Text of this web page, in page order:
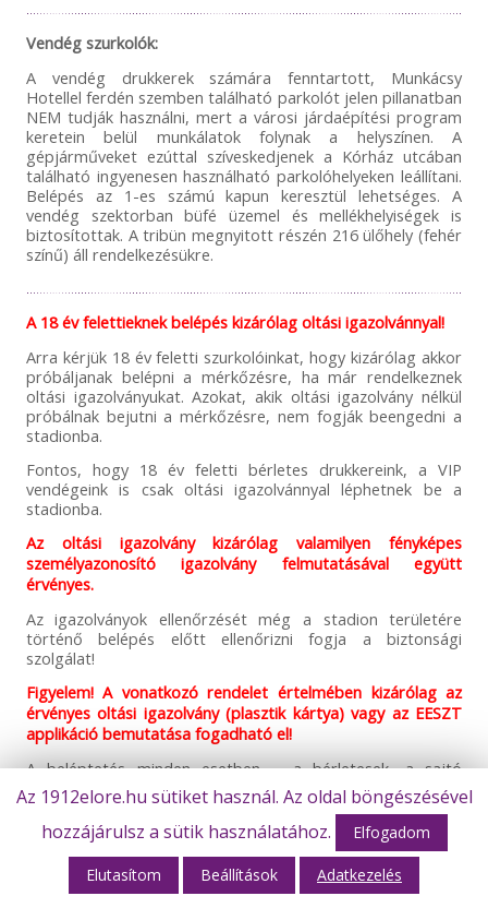
Vendég szurkolók:
A vendég drukkerek számára fenntartott, Munkácsy
Hotellel ferdén szemben található parkolót jelen pillanatban
NEM tudják használni, mert a városi járdaépítési program
keretein belül munkálatok folynak a helyszínen. A
gépjárműveket ezúttal szíveskedjenek a Kórház utcában
található ingyenesen használható parkolóhelyeken leállítani.
Belépés az 1-es számú kapun keresztül lehetséges. A
vendég szektorban büfé üzemel és mellékhelyiségek is
biztosítottak. A tribün megnyitott részén 216 ülőhely (fehér
színű) áll rendelkezésükre.
A 18 év felettieknek belépés kizárólag oltási igazolvánnyal!
Arra kérjük 18 év feletti szurkolóinkat, hogy kizárólag akkor
próbáljanak belépni a mérkőzésre, ha már rendelkeznek
oltási igazolványukat. Azokat, akik oltási igazolvány nélkül
próbálnak bejutni a mérkőzésre, nem fogják beengedni a
stadionba.
Fontos, hogy 18 év feletti bérletes drukkereink, a VIP
vendégeink is csak oltási igazolvánnyal léphetnek be a
stadionba.
Az oltási igazolvány kizárólag valamilyen fényképes
személyazonosító igazolvány felmutatásával együtt
érvényes.
Az igazolványok ellenőrzését még a stadion területére
történő belépés előtt ellenőrizni fogja a biztonsági
szolgálat!
Figyelem! A vonatkozó rendelet értelmében kizárólag az
érvényes oltási igazolvány (plasztik kártya) vagy az EESZT
applikáció bemutatása fogadható el!
A beléptetés minden esetben – a bérletesek, a sajtó
munkatársai és a VIP-szurkolók esetében is – azzal
kezdődik, hogy a biztonsági személyzet ellenőrzi, van-e
szurkolóinknál oltási igazolvány, valamint
személyazonosításra szolgáló arcképes igazolvány. Ezek
együttes megléte szükséges ahhoz, hogy tovább engedjék
Önöket. Ezt követően a korábban megszokott módon
Az 1912elore.hu sütiket használ. Az oldal böngészésével
hozzájárulsz a sütik használatához.
Elfogadom
Elutasítom Beállítások Adatkezelés